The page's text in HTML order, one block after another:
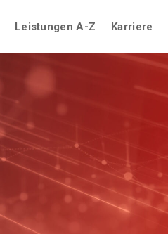
Leistungen A-Z Karriere